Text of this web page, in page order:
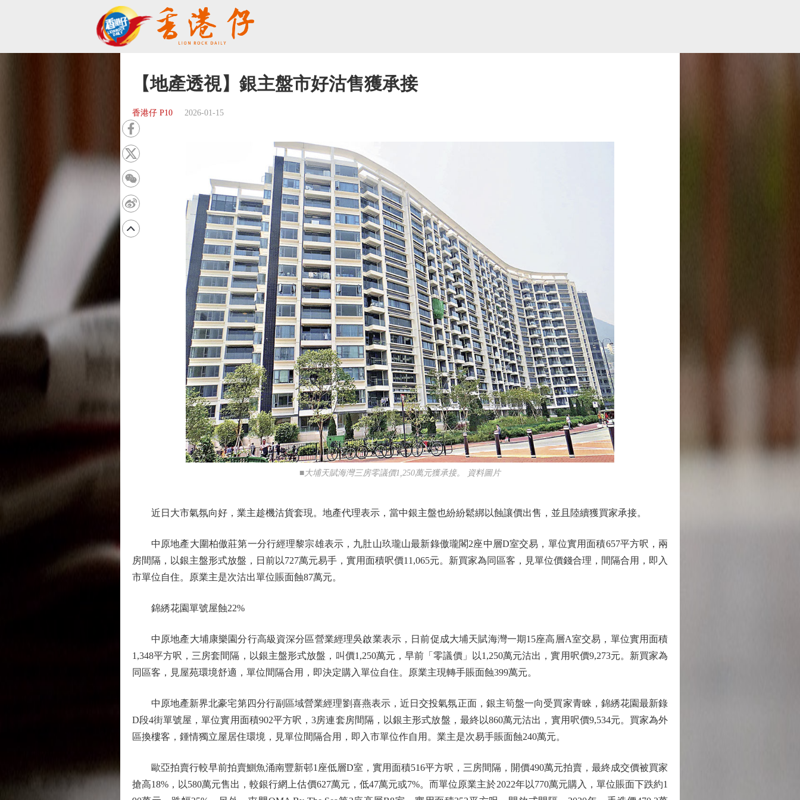
【地產透視】銀主盤市好沽售獲承接
香港仔 P10 2026-01-15
■大埔天賦海灣三房零議價1,250萬元獲承接。 資料圖片
近日大市氣氛向好，業主趁機沽貨套現。地產代理表示，當中銀主盤也紛紛鬆綁以蝕讓價出售，並且陸續獲買家承接。
中原地產大圍柏傲莊第一分行經理黎宗雄表示，九肚山玖瓏山最新錄傲瓏閣2座中層D室交易，單位實用面積657平方呎，兩
房間隔，以銀主盤形式放盤，日前以727萬元易手，實用面積呎價11,065元。新買家為同區客，見單位價錢合理，間隔合用，即入
市單位自住。原業主是次沽出單位賬面蝕87萬元。
錦綉花園單號屋蝕22%
中原地產大埔康樂園分行高級資深分區營業經理吳啟業表示，日前促成大埔天賦海灣一期15座高層A室交易，單位實用面積
1,348平方呎，三房套間隔，以銀主盤形式放盤，叫價1,250萬元，早前「零議價」以1,250萬元沽出，實用呎價9,273元。新買家為
同區客，見屋苑環境舒適，單位間隔合用，即決定購入單位自住。原業主現轉手賬面蝕399萬元。
中原地產新界北豪宅第四分行副區域營業經理劉喜燕表示，近日交投氣氛正面，銀主筍盤一向受買家青睞，錦綉花園最新錄
D段4街單號屋，單位實用面積902平方呎，3房連套房間隔，以銀主形式放盤，最終以860萬元沽出，實用呎價9,534元。買家為外
區換樓客，鍾情獨立屋居住環境，見單位間隔合用，即入市單位作自用。業主是次易手賬面蝕240萬元。
歐亞拍賣行較早前拍賣鰂魚涌南豐新邨1座低層D室，實用面積516平方呎，三房間隔，開價490萬元拍賣，最終成交價被買家
搶高18%，以580萬元售出，較銀行網上估價627萬元，低47萬元或7%。而單位原業主於2022年以770萬元購入，單位賬面下跌約1